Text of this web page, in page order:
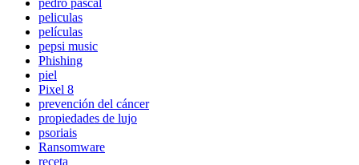
pedro pascal
peliculas
películas
pepsi music
Phishing
piel
Pixel 8
prevención del cáncer
propiedades de lujo
psoriais
Ransomware
receta